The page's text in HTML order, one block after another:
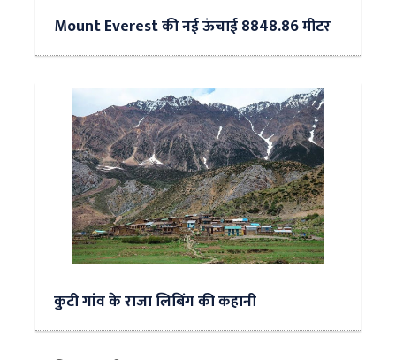
Mount Everest की नई ऊंचाई 8848.86 मीटर
कुटी गांव के राजा लिबिंग की कहानी